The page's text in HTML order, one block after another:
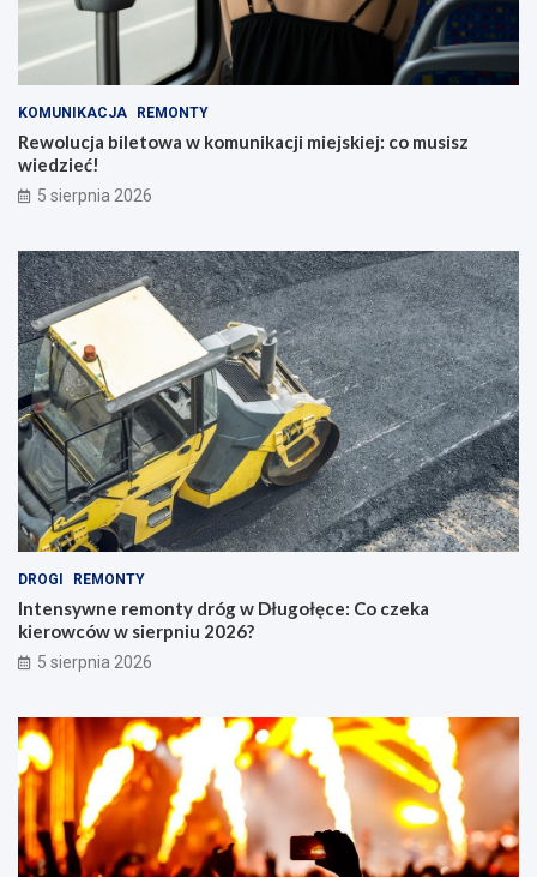
KOMUNIKACJA REMONTY
Rewolucja biletowa w komunikacji miejskiej: co musisz
wiedzieć!
5 sierpnia 2026
DROGI REMONTY
Intensywne remonty dróg w Długołęce: Co czeka
kierowców w sierpniu 2026?
5 sierpnia 2026